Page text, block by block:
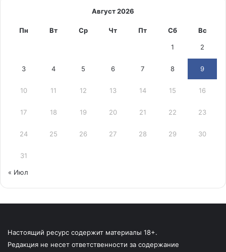
Август 2026
Пн Вт Ср Чт Пт Сб Вс
1 2
3 4 5 6 7 8 9
10 11 12 13 14 15 16
17 18 19 20 21 22 23
24 25 26 27 28 29 30
31
« Июл
Настоящий ресурс содержит материалы 18+.
Редакция не несет ответственности за содержание